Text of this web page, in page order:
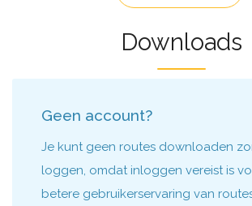
Downloads
Geen account?
Je kunt geen routes downloaden
loggen, omdat inloggen vereist is
betere gebruikerservaring van